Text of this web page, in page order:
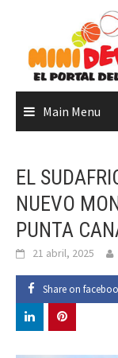
content
Main Menu
EL
NUEVO
PUNTA
21 abril, 2025
Share on